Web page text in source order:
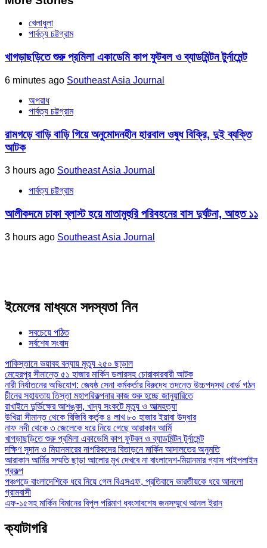
খেলাধুলা
পার্বত্য চট্টগ্রাম
খাগড়াছড়িতে শুরু প্রমিলা একাডেমি কাপ ফুটবল ও ব্যাডমিন্টন টুর্নামেন্ট
6 minutes ago Southeast Asia Journal
অপরাধ
পার্বত্য চট্টগ্রাম
রামগড়ে বাড়ি বাড়ি গিয়ে অনুমোদনহীন হারবাল ওষুধ বিক্রি, দুই ব্যক্তি
আটক
3 hours ago Southeast Asia Journal
পার্বত্য চট্টগ্রাম
আলীকদমে চাকা ব্লাস্ট হয়ে মাতামুহুরি পরিবহনের বাস দুর্ঘটনা, আহত ১১
3 hours ago Southeast Asia Journal
ইমেলের মাধ্যমে সদস্যতা নিন
সবচেয়ে পঠিত
সর্বশেষ সংবাদ
পাকিস্তানে ভয়াবহ বন্যায় মৃত্যু ২৫০ ছাড়াল
মেহেরপুর সীমান্তে ৫১ হাজার মার্কিন ডলারসহ চোরাকারবারী আটক
নারী নির্যাতনের অভিযোগ: জ্যেষ্ঠ সেনা কর্মকর্তার বিরুদ্ধে তদন্তে উচ্চপদস্থ বোর্ড গঠন
চীনের সহায়তায় তিস্তা মহাপরিকল্পনার কাজ শুরু হচ্ছে জানুয়ারিতে
রাখাইনে দুর্ভিক্ষের আশঙ্কা, খাদ্য সংকটে মৃত্যু ও আত্মহত্যা
উখিয়া সীমান্ত থেকে বিজিবি কর্তৃক ৪ লাখ ৮০ হাজার ইয়াবা উদ্ধার
নাফ নদী থেকে ৩ জেলেকে ধরে নিয়ে গেছে আরাকান আর্মি
খাগড়াছড়িতে শুরু প্রমিলা একাডেমি কাপ ফুটবল ও ব্যাডমিন্টন টুর্নামেন্ট
দক্ষিণ সুদান ও মিয়ানমারের নাগরিকদের বিতাড়নে মার্কিন আদালতের অনুমতি
আরাকান আর্মির সম্মতি ছাড়া আলোর মুখ দেখবে না বাংলাদেশ-মিয়ানমার গ্যাস পাইপলাইন
প্রকল্প
পঞ্চগড়ে বাংলাদেশিকে ধরে নিয়ে গেল বিএসএফ, প্রতিবাদে ভারতীয়কে ধরে আনলো
গ্রামবাসী
এফ-১৫সহ মার্কিন বিমানের বিপুল পরিমাণ ধ্বংসাবশেষ জনসম্মুখে আনল ইরান
ক্যাটাগরি